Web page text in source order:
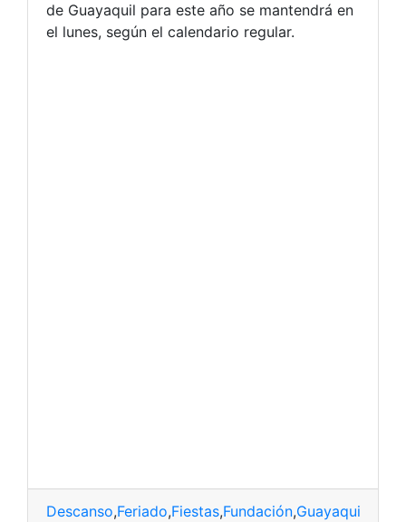
de Guayaquil para este año se mantendrá en
el lunes, según el calendario regular.
Descanso,Feriado,Fiestas,Fundación,Guayaquil